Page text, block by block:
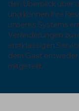
den Überblick über
und können Ihre
unseres Systems
Veränderungen zu
erstklassigen
dem Gast entweder
mitgeteilt.